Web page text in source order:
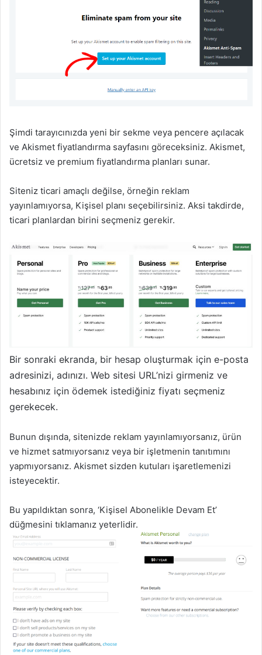
Şimdi tarayıcınızda yeni bir sekme veya pencere açılacak
ve Akismet fiyatlandırma sayfasını göreceksiniz. Akismet,
ücretsiz ve premium fiyatlandırma planları sunar.
Siteniz ticari amaçlı değilse, örneğin reklam
yayınlamıyorsa, Kişisel planı seçebilirsiniz. Aksi takdirde,
ticari planlardan birini seçmeniz gerekir.
Bir sonraki ekranda, bir hesap oluşturmak için e-posta
adresinizi, adınızı. Web sitesi URL’nizi girmeniz ve
hesabınız için ödemek istediğiniz fiyatı seçmeniz
gerekecek.
Bunun dışında, sitenizde reklam yayınlamıyorsanız, ürün
ve hizmet satmıyorsanız veya bir işletmenin tanıtımını
yapmıyorsanız. Akismet sizden kutuları işaretlemenizi
isteyecektir.
Bu yapıldıktan sonra, ‘Kişisel Abonelikle Devam Et’
düğmesini tıklamanız yeterlidir.